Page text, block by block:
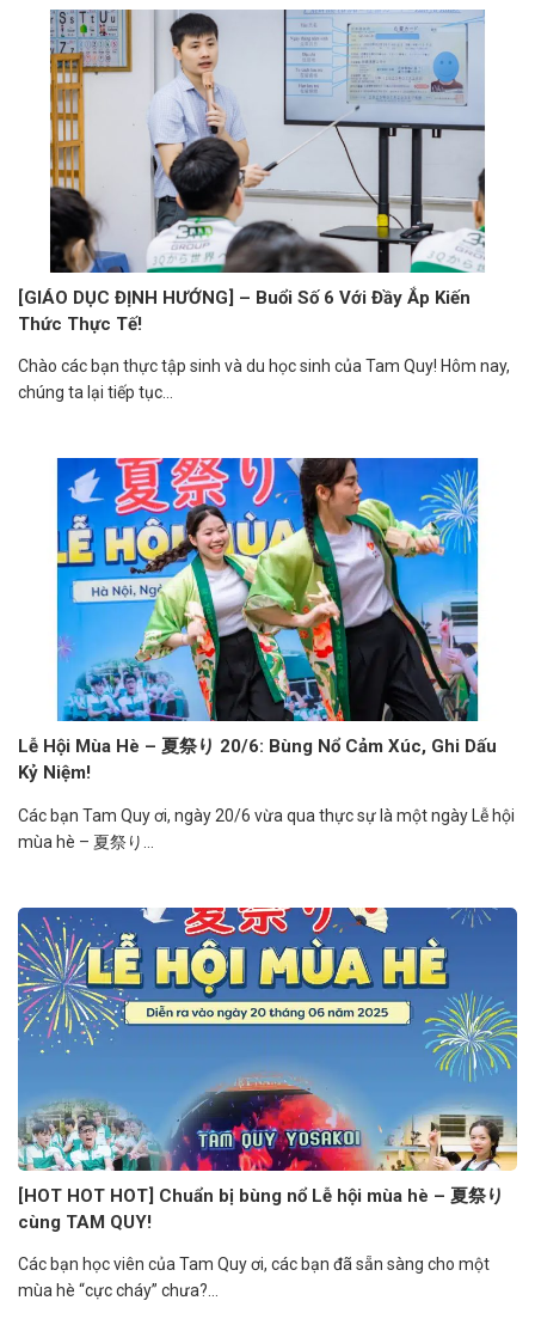
[GIÁO DỤC ĐỊNH HƯỚNG] – Buổi Số 6 Với Đầy Ắp Kiến
Thức Thực Tế!
Chào các bạn thực tập sinh và du học sinh của Tam Quy! Hôm nay,
chúng ta lại tiếp tục...
Lễ Hội Mùa Hè – 夏祭り 20/6: Bùng Nổ Cảm Xúc, Ghi Dấu
Kỷ Niệm!
Các bạn Tam Quy ơi, ngày 20/6 vừa qua thực sự là một ngày Lễ hội
mùa hè – 夏祭り...
[HOT HOT HOT] Chuẩn bị bùng nổ Lễ hội mùa hè – 夏祭り
cùng TAM QUY!
Các bạn học viên của Tam Quy ơi, các bạn đã sẵn sàng cho một
mùa hè “cực cháy” chưa?...